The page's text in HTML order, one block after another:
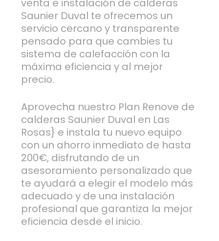
venta e instalación de calderas
Saunier Duval te ofrecemos un
servicio cercano y transparente
pensado para que cambies tu
sistema de calefacción con la
máxima eficiencia y al mejor
precio.
Aprovecha nuestro Plan Renove de
calderas Saunier Duval en Las
Rosas} e instala tu nuevo equipo
con un ahorro inmediato de hasta
200€, disfrutando de un
asesoramiento personalizado que
te ayudará a elegir el modelo más
adecuado y de una instalación
profesional que garantiza la mejor
eficiencia desde el inicio.